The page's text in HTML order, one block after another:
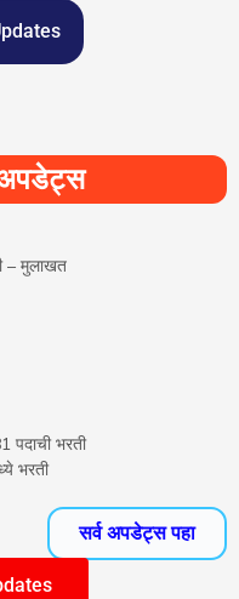
– मुलाखत
पदाची भरती
भरती
सर्व अपडेट्स पहा